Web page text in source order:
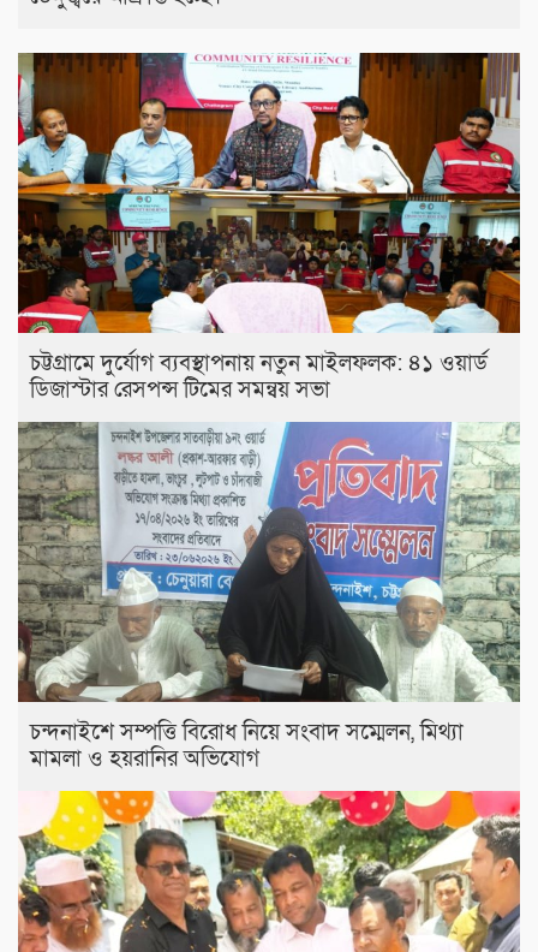
চট্টগ্রামে দুর্যোগ ব্যবস্থাপনায় নতুন মাইলফলক: ৪১ ওয়ার্ড
ডিজাস্টার রেসপন্স টিমের সমন্বয় সভা
চন্দনাইশে সম্পত্তি বিরোধ নিয়ে সংবাদ সম্মেলন, মিথ্যা
মামলা ও হয়রানির অভিযোগ